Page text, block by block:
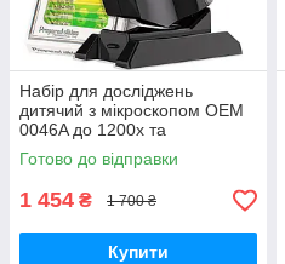
Набір для досліджень
дитячий з мікроскопом OEM
0046A до 1200х та
біологічними зразками
GoodPlace -worry-free-
shopping-
Готово до відправки
1 454 ₴ 1 700 ₴
Купити